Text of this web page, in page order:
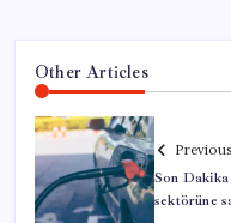
Other Articles
Previous
Son
sektörüne